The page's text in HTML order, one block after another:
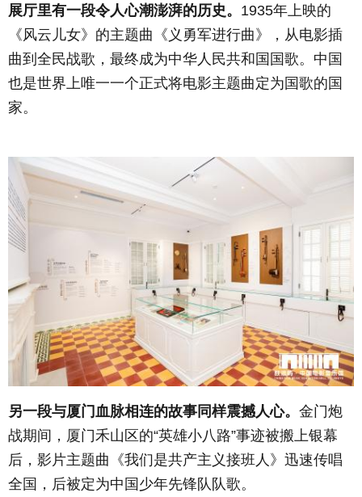
展厅里有一段令人心潮澎湃的历史。 1935年上映的
《风云儿女》的主题曲《义勇军进行曲》，从电影插
曲到全民战歌，最终成为中华人民共和国国歌。中国
也是世界上唯一一个正式将电影主题曲定为国歌的国
家。
另一段与厦门血脉相连的故事同样震撼人心。 金门炮
战期间，厦门禾山区的“英雄小八路”事迹被搬上银幕
后，影片主题曲《我们是共产主义接班人》迅速传唱
全国，后被定为中国少年先锋队队歌。